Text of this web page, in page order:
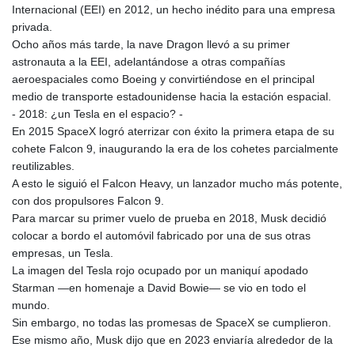
IMP 0.743241
IQD 1310.5
IRR
1375550.000352
ISK 123.340386
JMD 158.790465
JOD 0.70904
KES 128.780385
KHR
4052.503796
KRW
1407.890383
KYD 0.833247
KZT 468.616634
Internacional (EEI) en 2012, un hecho inédito para una empresa
privada.
Ocho años más tarde, la nave Dragon llevó a su primer
astronauta a la EEI, adelantándose a otras compañías
aeroespaciales como Boeing y convirtiéndose en el principal
medio de transporte estadounidense hacia la estación espacial.
- 2018: ¿un Tesla en el espacio? -
En 2015 SpaceX logró aterrizar con éxito la primera etapa de su
cohete Falcon 9, inaugurando la era de los cohetes parcialmente
reutilizables.
A esto le siguió el Falcon Heavy, un lanzador mucho más potente,
con dos propulsores Falcon 9.
Para marcar su primer vuelo de prueba en 2018, Musk decidió
colocar a bordo el automóvil fabricado por una de sus otras
empresas, un Tesla.
La imagen del Tesla rojo ocupado por un maniquí apodado
Starman —en homenaje a David Bowie— se vio en todo el
mundo.
Sin embargo, no todas las promesas de SpaceX se cumplieron.
Ese mismo año, Musk dijo que en 2023 enviaría alrededor de la